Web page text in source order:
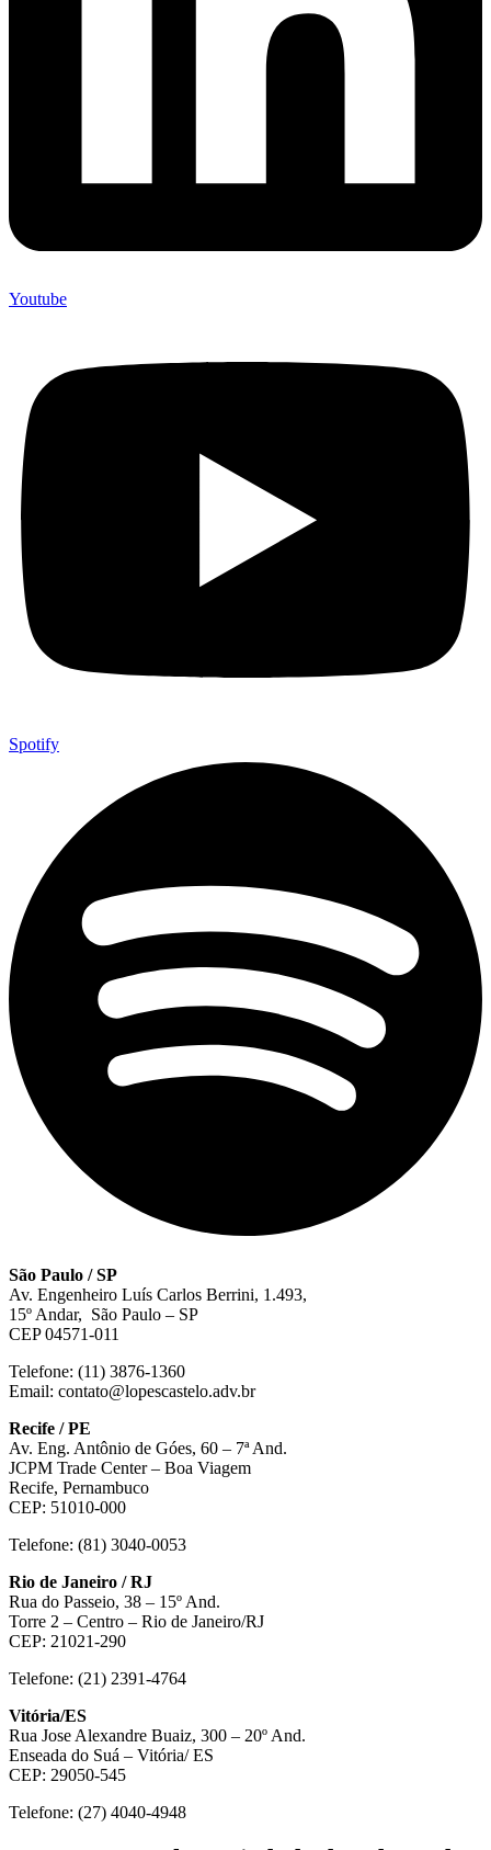
Youtube
Spotify
São Paulo / SP
Av. Engenheiro Luís Carlos Berrini, 1.493,
15º Andar, São Paulo – SP
CEP 04571-011
Telefone: (11) 3876-1360
Email: contato@lopescastelo.adv.br
Recife / PE
Av. Eng. Antônio de Góes, 60 – 7ª And.
JCPM Trade Center – Boa Viagem
Recife, Pernambuco
CEP: 51010-000
Telefone: (81) 3040-0053
Rio de Janeiro / RJ
Rua do Passeio, 38 – 15º And.
Torre 2 – Centro – Rio de Janeiro/RJ
CEP: 21021-290
Telefone: (21) 2391-4764
Vitória/ES
Rua Jose Alexandre Buaiz, 300 – 20º And.
Enseada do Suá – Vitória/ ES
CEP: 29050-545
Telefone: (27) 4040-4948